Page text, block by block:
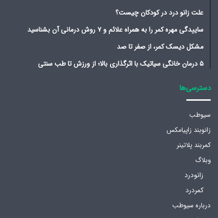
علت زانو درد در کودکان چیست؟
ساییدگی مهره کمر را به همراه علائم و ۷ روش درمانی آن بشناسید
مشکل دیسک کمر، از صفر تا صد
۵ درمان خانگی سیاتیک با اثرگذاری بالا؛ از ورزش تا طب سنتی
دسترسی‌ها
سیوطب
زانوبند زاپیامکس
کمربند پلاتینر
وبلاگ
زانودرد
کمردرد
درباره سیوطب